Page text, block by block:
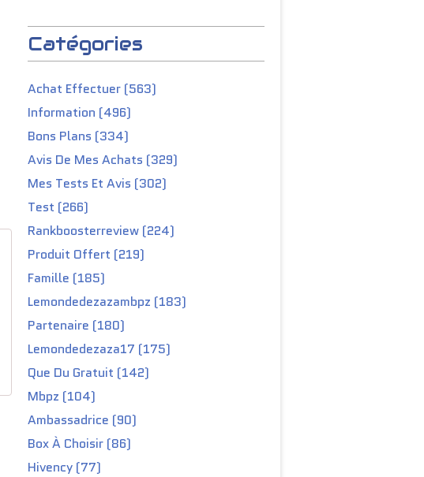
Catégories
Achat Effectuer (563)
Information (496)
Bons Plans (334)
Avis De Mes Achats (329)
Mes Tests Et Avis (302)
Test (266)
Rankboosterreview (224)
Produit Offert (219)
Famille (185)
Lemondedezazambpz (183)
Partenaire (180)
Lemondedezaza17 (175)
Que Du Gratuit (142)
Mbpz (104)
Ambassadrice (90)
Box À Choisir (86)
Hivency (77)